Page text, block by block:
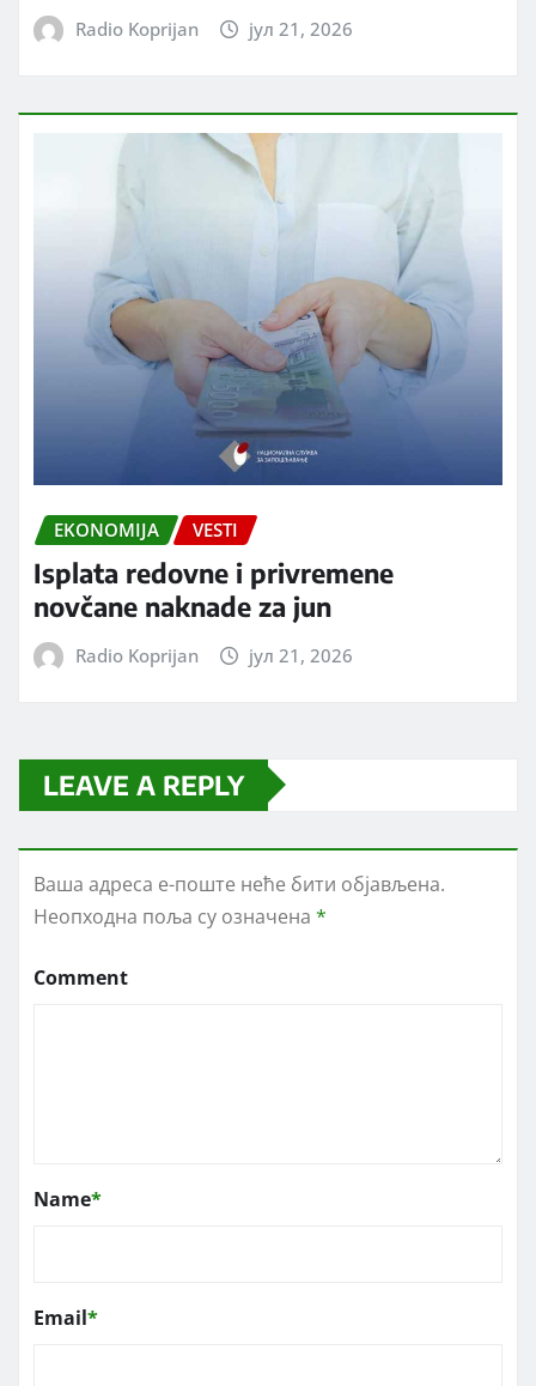
Radio Koprijan јул 21, 2026
EKONOMIJA VESTI
Isplata redovne i privremene
novčane naknade za jun
Radio Koprijan јул 21, 2026
LEAVE A REPLY
Ваша адреса е-поште неће бити објављена.
Неопходна поља су означена *
Comment
Name*
Email*